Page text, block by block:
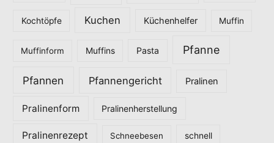
Kochtöpfe Kuchen Küchenhelfer Muffin
Muffinform Muffins Pasta Pfanne
Pfannen Pfannengericht Pralinen
Pralinenform Pralinenherstellung
Pralinenrezept Schneebesen schnell